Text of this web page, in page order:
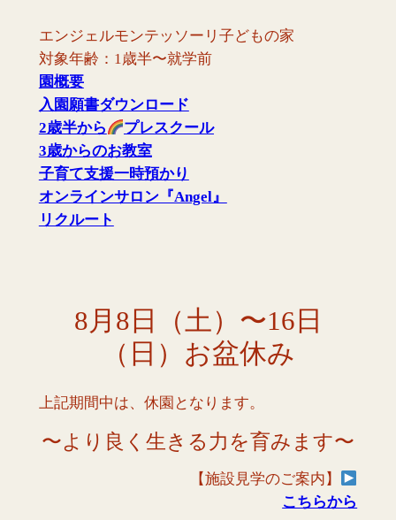
エンジェルモンテッソーリ子どもの家
対象年齢：1歳半〜就学前
園概要
入園願書ダウンロード
2歳半から
プレスクール
3歳からのお教室
子育て支援一時預かり
オンラインサロン『Angel』
リクルート
8月8日（土）〜16日
（日）お盆休み
上記期間中は、休園となります。
〜より良く生きる力を育みます〜
【施設見学のご案内】
こちらから